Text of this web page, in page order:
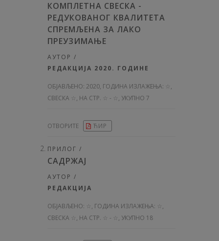
КОМПЛЕТНА СВЕСКА -
РЕДУКОВАНОГ КВАЛИТЕТА
СПРЕМЉЕНА ЗА ЛАКО
ПРЕУЗИМАЊЕ
АУТОР /
РЕДАКЦИЈА 2020. ГОДИНЕ
ОБЈАВЉЕНО: 2020, ГОДИНА ИЗЛАЖЕЊА: ☆ ,
СВЕСКА ☆, НА СТР. ☆ - ☆, УКУПНО 7
ОТВОРИТЕ ЋИР
ПРИЛОГ /
САДРЖАЈ
АУТОР /
РЕДАКЦИЈА
ОБЈАВЉЕНО: ☆, ГОДИНА ИЗЛАЖЕЊА: ☆ ,
СВЕСКА ☆, НА СТР. ☆ - ☆, УКУПНО 18